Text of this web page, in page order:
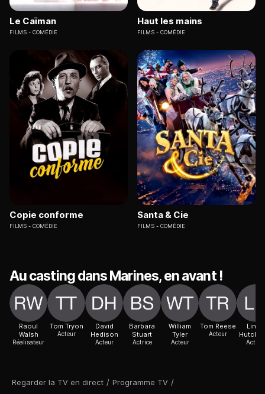
Regarder la TV en direct / Programme TV /
Le Caïman
FILMS COMÉDIE
Haut les mains
FILMS COMÉDIE
Copie conforme
FILMS COMÉDIE
Santa & Cie
FILMS COMÉDIE
Au casting dans Marines, en avant !
Raoul
Walsh
Réalisateur
Tom Tryon
Acteur
David
Hedison
Acteur
Barbara
Stuart
Actrice
William
Tyler
Acteur
Tom Reese
Acteur
Linda
Actrice